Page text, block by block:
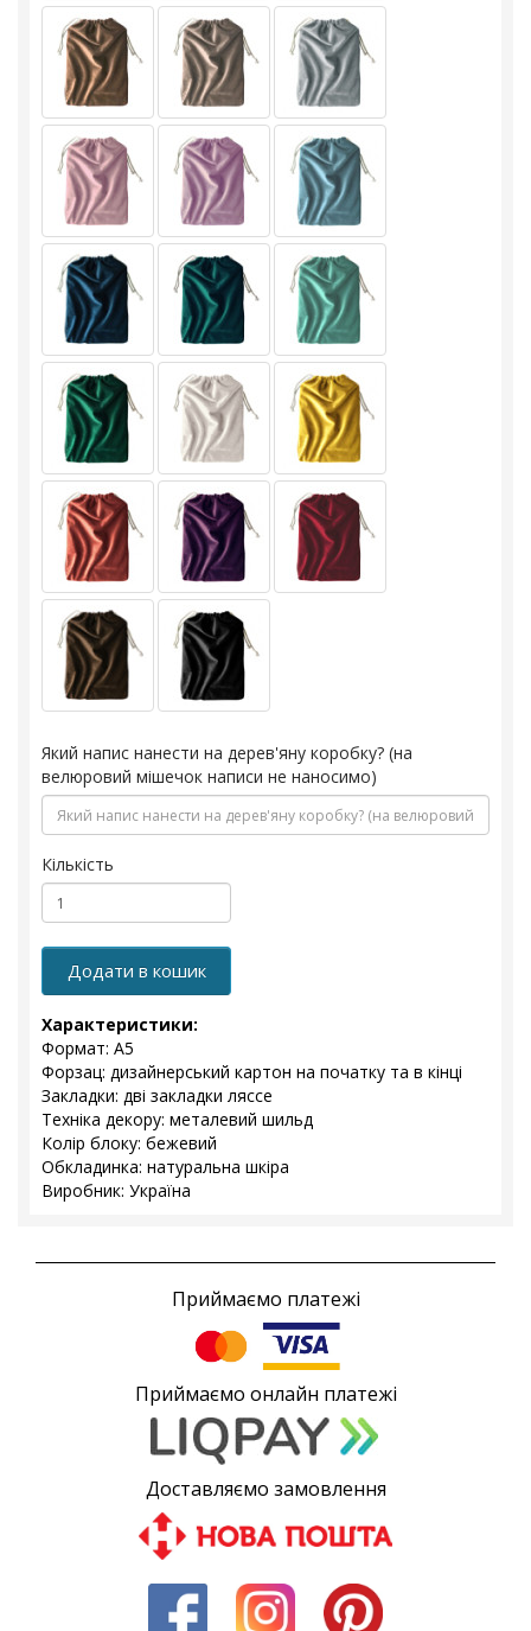
Який напис нанести на дерев'яну коробку? (на
велюровий мішечок написи не наносимо)
Кількість
Додати в кошик
Характеристики:
Формат: А5
Форзац: дизайнерський картон на початку та в кінці
Закладки: дві закладки ляссе
Техніка декору: металевий шильд
Колір блоку: бежевий
Обкладинка: натуральна шкіра
Виробник: Україна
Приймаємо платежі
Приймаємо онлайн платежі
Доставляємо замовлення